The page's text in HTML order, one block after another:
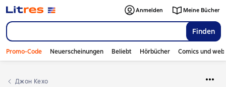
Finden
Anmelden Meine Bücher
Promo-Code Neuerscheinungen Beliebt Hörbücher Comics und
Джон Кехо